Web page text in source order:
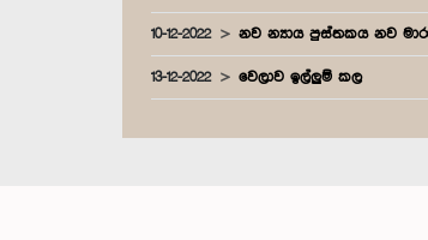
10-12-2022 නව න්‍යාය පුස්තකය නව
13-12-2022 වෙලාව ඉල්ලුම් කල